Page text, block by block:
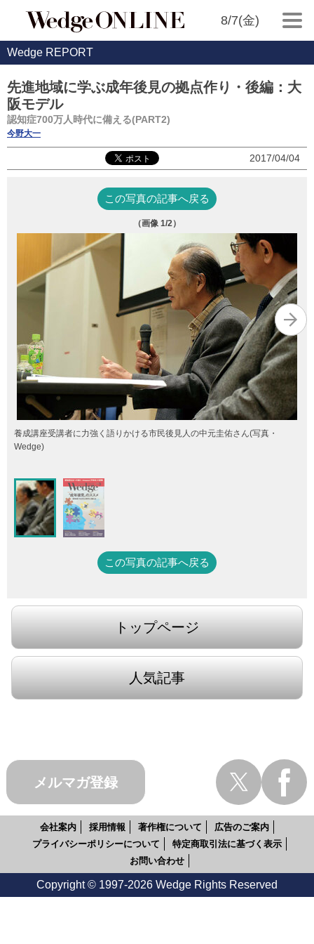
8/7(金)
Wedge REPORT
先進地域に学ぶ成年後見の拠点作り・後編：大
阪モデル
認知症700万人時代に備える(PART2)
今野大一
2017/04/04
この写真の記事へ戻る
（画像 1/2）
養成講座受講者に力強く語りかける市民後見人の中元圭佑さん(写真・
Wedge)
この写真の記事へ戻る
トップページ
人気記事
メルマガ登録
会社案内 採用情報 著作権について
広告のご案内
プライバシーポリシーについて
特定商取引法に基づく表示
お問い合わせ
Copyright © 1997-2026 Wedge Rights Reserved